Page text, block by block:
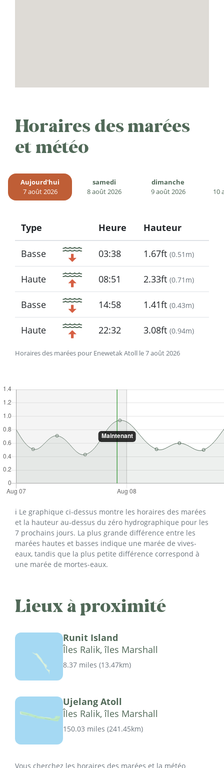
Horaires des marées
et météo
Aujourd'hui
7 août 2026
samedi
8 août 2026
dimanche
9 août 2026
10
Horaires des marées pour Enewetak Atoll le 7 août 2026
Type
Icon
Heure Hauteur
Basse 03:38 1.67ft (0.51m)
Haute 08:51 2.33ft (0.71m)
Basse 14:58 1.41ft (0.43m)
Haute 22:32 3.08ft (0.94m)
ℹ️ Le graphique ci-dessus montre les horaires des marées
et la hauteur au-dessus du zéro hydrographique pour les
7 prochains jours. La plus grande différence entre les
marées hautes et basses indique une marée de vives-
eaux, tandis que la plus petite différence correspond à
une marée de mortes-eaux.
Lieux à proximité
Runit Island
Îles Ralik, îles Marshall
8.37 miles (13.47km)
Ujelang Atoll
Îles Ralik, îles Marshall
150.03 miles (241.45km)
Vous cherchez les horaires des marées et la météo